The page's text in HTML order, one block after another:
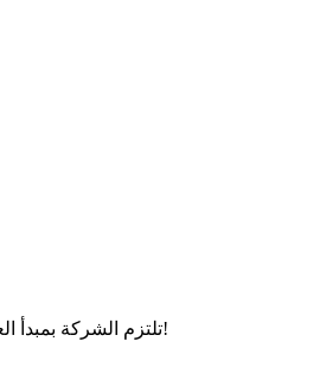
تلتزم الشركة بمبدأ العمل المتمثل في "الخدمة أولاً ، العميل أولاً" وفلسفة العمل المتمثلة في "الجودة أولاً ، الابتكار المستمر" لإرضاء العملاء بمنتجات عالية الجودة وخدمة ما بعد البيع المثالية!